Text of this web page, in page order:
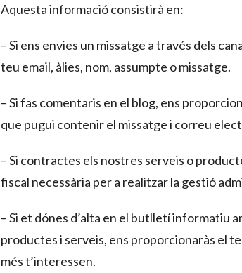
Aquesta informació consistirà en:
– Si ens envies un missatge a través dels
teu email, àlies, nom, assumpte o missatge.
– Si fas comentaris en el blog, ens
que pugui contenir el missatge i correu
– Si contractes els nostres serveis o
fiscal necessària per a realitzar la gestió
– Si et dónes d’alta en el butlletí informatiu
productes i serveis, ens proporcionaràs el
més t’interessen.